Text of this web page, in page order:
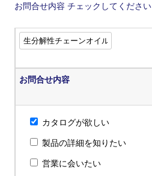
お問合せ内容 チェックしてください
お問合せ内容
カタログが欲しい
製品の詳細を知りたい
営業に会いたい